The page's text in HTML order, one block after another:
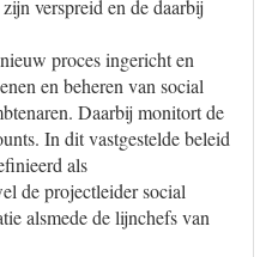
verspreid en de daarbij
proces ingericht en
en beheren van social
Daarbij monitort de
In dit vastgestelde beleid
als
de projectleider social
alsmede de lijnchefs van